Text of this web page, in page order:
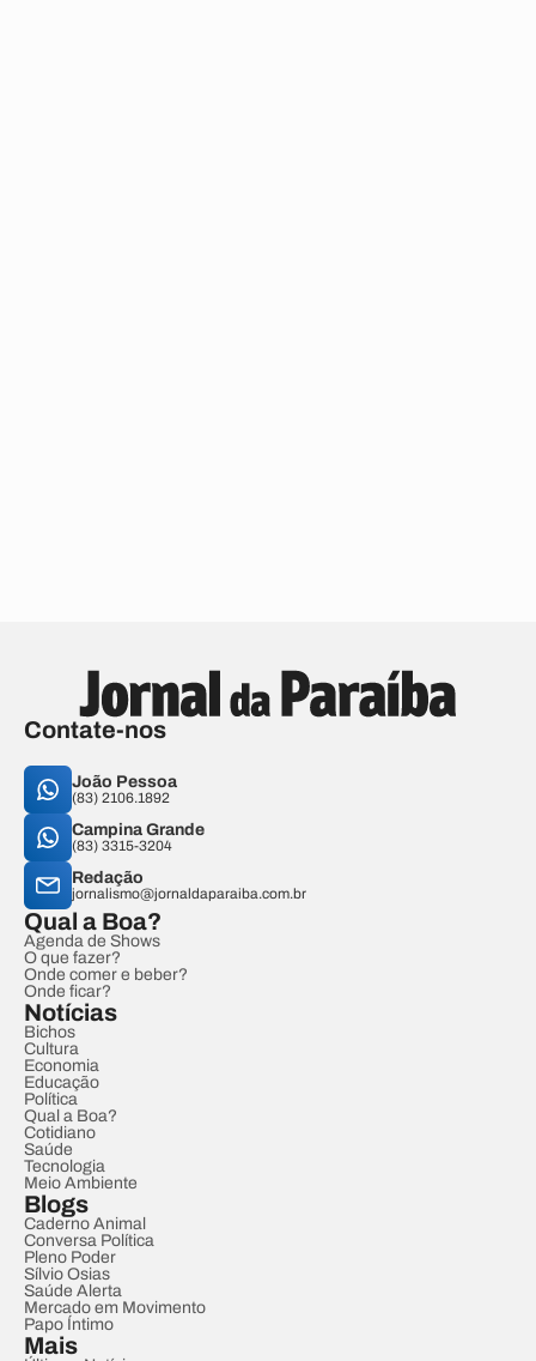
Contate-nos
João Pessoa
(83) 2106.1892
Campina Grande
(83) 3315-3204
Redação
jornalismo@jornaldaparaiba.com.br
Qual a Boa?
Agenda de Shows
O que fazer?
Onde comer e beber?
Onde ficar?
Notícias
Bichos
Cultura
Economia
Educação
Política
Qual a Boa?
Cotidiano
Saúde
Tecnologia
Meio Ambiente
Blogs
Caderno Animal
Conversa Política
Pleno Poder
Sílvio Osias
Saúde Alerta
Mercado em Movimento
Papo Íntimo
Mais